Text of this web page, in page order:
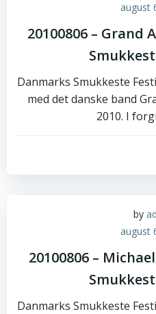
august
20100806 – Grand
Danmarks Smukkeste
med det danske band
2010. I
by
august
20100806 –
Danmarks Smukkeste